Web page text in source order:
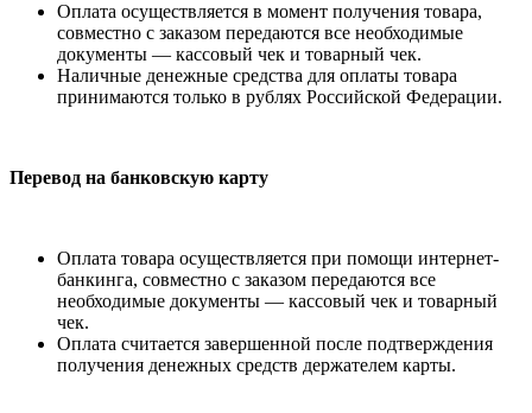
Оплата осуществляется в момент получения товара,
совместно с заказом передаются все необходимые
документы — кассовый чек и товарный чек.
Наличные денежные средства для оплаты товара
принимаются только в рублях Российской Федерации.
Перевод на банковскую карту
Оплата товара осуществляется при помощи интернет-
банкинга, совместно с заказом передаются все
необходимые документы — кассовый чек и товарный
чек.
Оплата считается завершенной после подтверждения
получения денежных средств держателем карты.